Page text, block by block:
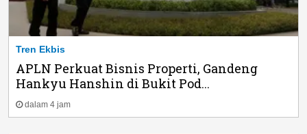
Tren Ekbis
APLN Perkuat Bisnis Properti, Gandeng
Hankyu Hanshin di Bukit Pod...
dalam 4 jam